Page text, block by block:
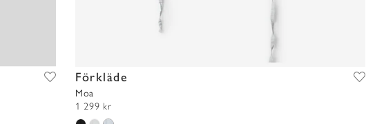
Förkläde
Moa
1 299 kr